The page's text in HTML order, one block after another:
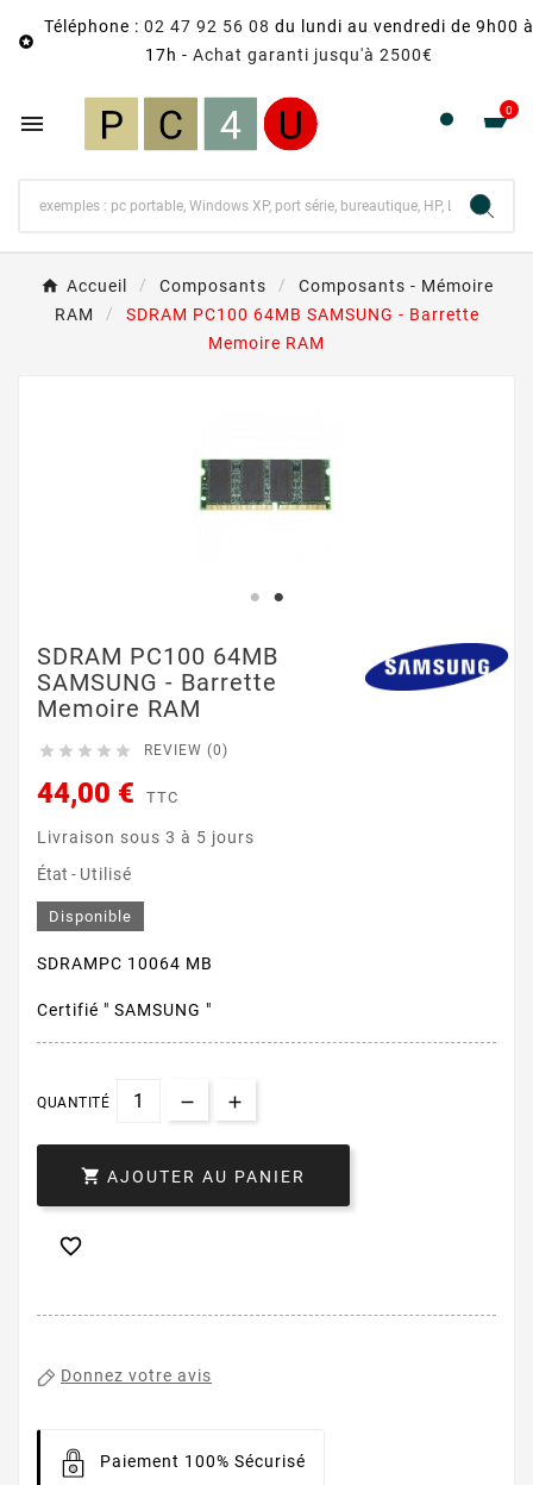

Téléphone : 02 47 92 56 08 du lundi au vendredi de 9h00 à
17h - Achat garanti jusqu'à 2500€
 0
Accueil Composants
Composants - Mémoire
RAM
SDRAM PC100 64MB SAMSUNG - Barrette
Memoire RAM
SDRAM PC100 64MB
SAMSUNG - Barrette
Memoire RAM
     REVIEW (0)
44,00 € TTC
Livraison sous 3 à 5 jours
État - Utilisé
Disponible
SDRAMPC 10064 MB
Certifié " SAMSUNG "
QUANTITÉ
 AJOUTER AU PANIER

Donnez votre avis
Paiement 100% Sécurisé